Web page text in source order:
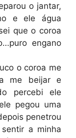
o jantar,
e ele água
que o coroa
engano
o coroa me
me beijar e
percebi ele
pegou uma
penetrou
a minha